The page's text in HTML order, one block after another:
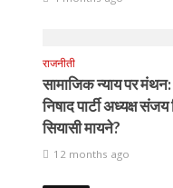
राजनीती
सामाजिक न्याय पर
निषाद पार्टी अध्यक्ष
सियासी मायने?
12 months ago